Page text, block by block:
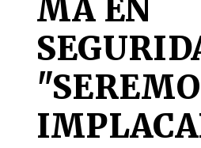
MA EN